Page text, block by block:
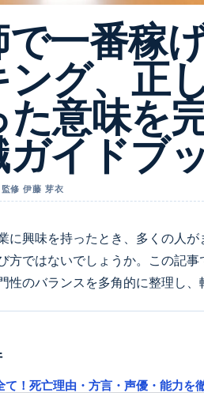
一番稼
グ、正
た意味を
ガイドブ
修 伊藤 芽衣
に興味を持ったとき、多くの人が
方ではないでしょうか。この記
性のバランスを多角的に整理し、
て！死亡理由・方言・声優・能力を